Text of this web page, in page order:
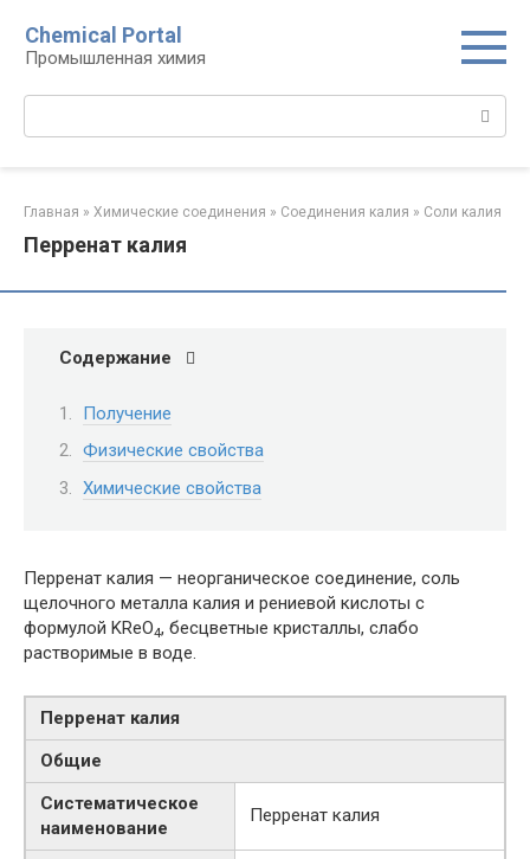
контенту
Chemical Portal
Промышленная химия
Главная » Химические соединения » Соединения калия‎ » Соли калия‎
Перренат калия
Содержание
Получение
Физические свойства
Химические свойства
Перренат калия — неорганическое соединение, соль
щелочного металла калия и рениевой кислоты с
формулой KReO4, бесцветные кристаллы, слабо
растворимые в воде.
Перренат калия
Общие
Систематическое
наименование
Перренат калия